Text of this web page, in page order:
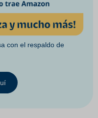
con el respaldo de